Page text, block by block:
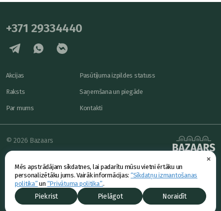
×
Mēs apstrādājam sīkdatnes, lai padarītu mūsu vietni ērtāku un
personalizētāku jums. Vairāk informācijas: “Sīkdatņu izmantošanas
politika” un “Privātuma politika”..
Piekrist Pielāgot Noraidīt
+371 29334440
Akcijas
Raksts
Par mums
Pasūtījuma izpildes statuss
Saņemšana un piegāde
Kontakti
powered by
© 2026 Bazaars
Konfidencialitāte
Piedāvājums